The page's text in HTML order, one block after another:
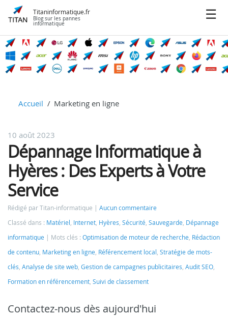
Titaninformatique.fr
Blog sur les pannes
informatique
Accueil Marketing en ligne
10 août 2023
Dépannage Informatique à
Hyères : Des Experts à Votre
Service
Rédigé par Titan-informatique
Aucun commentaire
Classé dans : Matériel Internet Hyères Sécurité Sauvegarde Dépannage
informatique
Mots clés : Optimisation de moteur de recherche Rédaction
de contenu Marketing en ligne Référencement local Stratégie de mots-
clés Analyse de site web Gestion de campagnes publicitaires Audit SEO
Formation en référencement Suivi de classement
Contactez-nous dès aujourd'hui